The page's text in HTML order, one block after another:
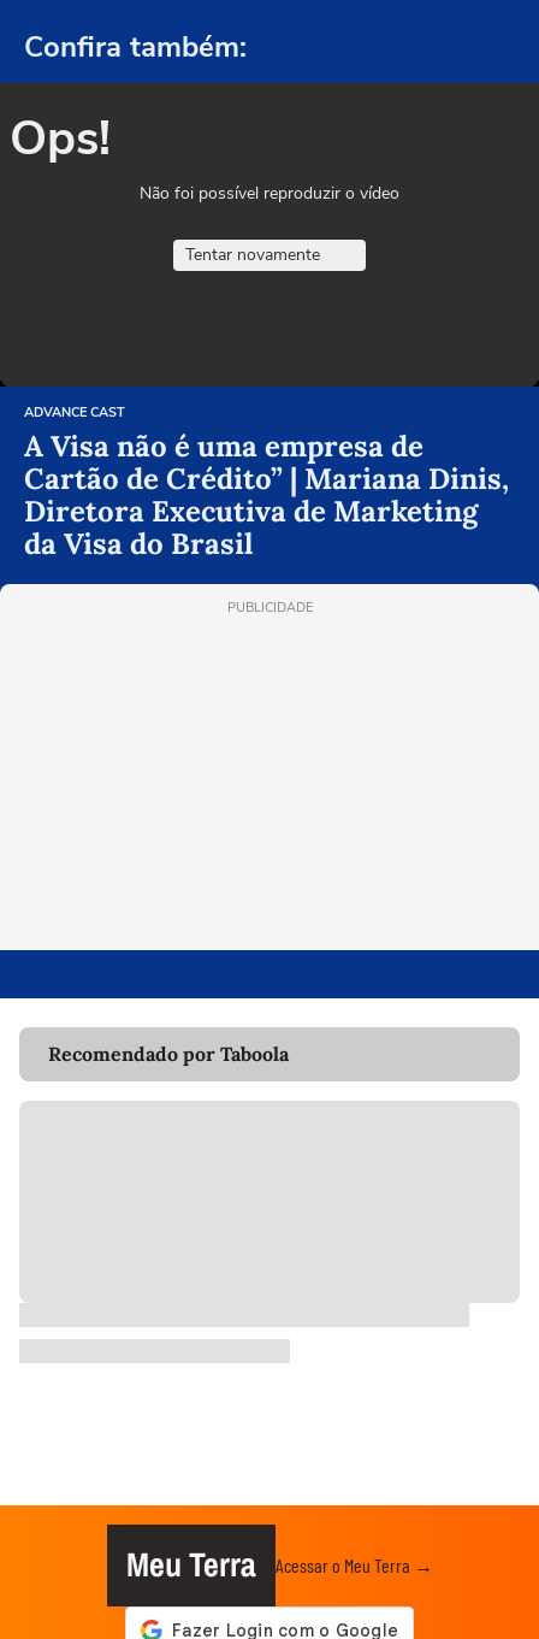
Confira também:
Ops!
Não foi possível reproduzir o vídeo
Tentar novamente
ADVANCE CAST
A Visa não é uma empresa de
Cartão de Crédito” | Mariana Dinis,
Diretora Executiva de Marketing
da Visa do Brasil
PUBLICIDADE
Recomendado por Taboola
Meu Terra Acessar o Meu Terra →